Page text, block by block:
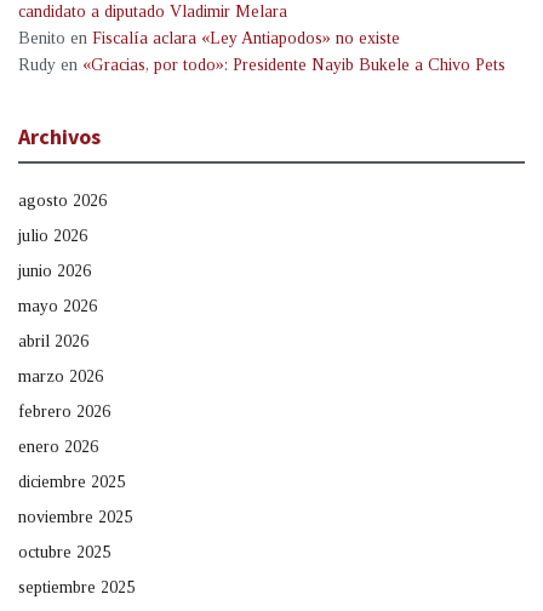
candidato a diputado Vladimir Melara
Benito en Fiscalía aclara «Ley Antiapodos» no existe
Rudy en «Gracias, por todo»: Presidente Nayib Bukele a Chivo Pets
Archivos
agosto 2026
julio 2026
junio 2026
mayo 2026
abril 2026
marzo 2026
febrero 2026
enero 2026
diciembre 2025
noviembre 2025
octubre 2025
septiembre 2025